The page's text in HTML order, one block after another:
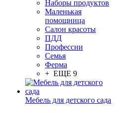
Наборы продуктов
Маленькая
помощница
Салон красоты
ПДД
Профессии
Семья
Ферма
+ ЕЩЕ 9
Мебель для детского сада